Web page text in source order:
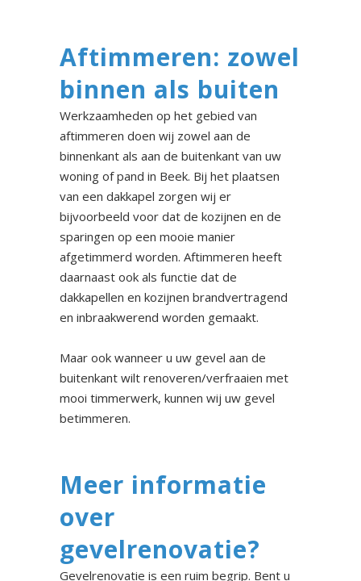
Aftimmeren: zowel
binnen als buiten
Werkzaamheden op het gebied van
aftimmeren doen wij zowel aan de
binnenkant als aan de buitenkant van uw
woning of pand in Beek. Bij het plaatsen
van een dakkapel zorgen wij er
bijvoorbeeld voor dat de kozijnen en de
sparingen op een mooie manier
afgetimmerd worden. Aftimmeren heeft
daarnaast ook als functie dat de
dakkapellen en kozijnen brandvertragend
en inbraakwerend worden gemaakt.
Maar ook wanneer u uw gevel aan de
buitenkant wilt renoveren/verfraaien met
mooi timmerwerk, kunnen wij uw gevel
betimmeren.
Meer informatie
over
gevelrenovatie?
Gevelrenovatie is een ruim begrip. Bent u